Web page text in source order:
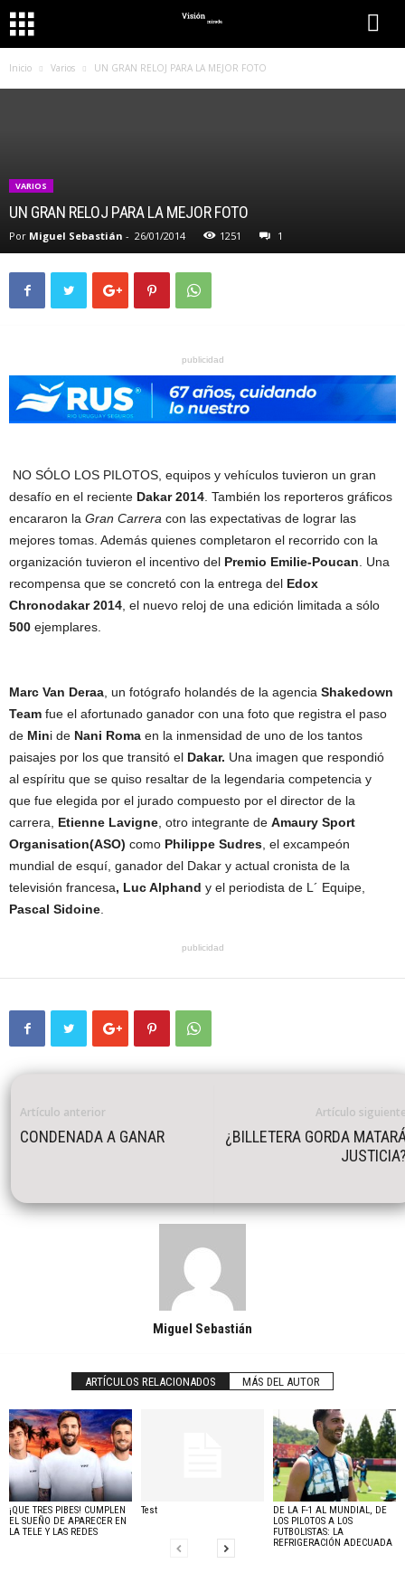
Inicio Varios UN GRAN RELOJ PARA LA MEJOR FOTO
VARIOS
UN GRAN RELOJ PARA LA MEJOR FOTO
Por Miguel Sebastián - 26/01/2014 1251 1
publicidad
NO SÓLO LOS PILOTOS, equipos y vehículos tuvieron un gran
desafío en el reciente Dakar 2014 . También los reporteros gráficos
encararon la Gran Carrera con las expectativas de lograr las
mejores tomas. Además quienes completaron el recorrido con la
organización tuvieron el incentivo del Premio Emilie-Poucan . Una
recompensa que se concretó con la entrega del Edox
Chronodakar 2014 , el nuevo reloj de una edición limitada a sólo
500 ejemplares.
Marc Van Deraa , un fotógrafo holandés de la agencia Shakedown
Team fue el afortunado ganador con una foto que registra el paso
de Mini de Nani Roma en la inmensidad de uno de los tantos
paisajes por los que transitó el Dakar. Una imagen que respondió
al espíritu que se quiso resaltar de la legendaria competencia y
que fue elegida por el jurado compuesto por el director de la
carrera, Etienne Lavigne , otro integrante de Amaury Sport
Organisation(ASO) como Philippe Sudres , el excampeón
mundial de esquí, ganador del Dakar y actual cronista de la
televisión francesa, Luc Alphand y el periodista de L´ Equipe,
Pascal Sidoine
publicidad
Artículo anterior
CONDENADA A GANAR
Artículo
¿BILLETERA GORDA
Miguel Sebastián
ARTÍCULOS RELACIONADOS MÁS DEL AUTOR
¡QUE TRES PIBES! CUMPLEN
EL SUEÑO DE APARECER EN
LA TELE Y LAS REDES
Test
DE LA F-1 AL MUNDIAL, DE
LOS PILOTOS A LOS
FUTBOLISTAS: LA
REFRIGERACIÓN ADECUADA